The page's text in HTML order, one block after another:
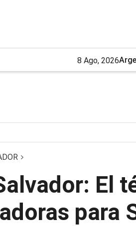
8 Ago, 2026
El
para